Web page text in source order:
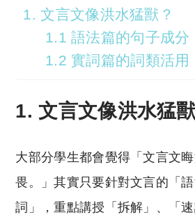
1. 文言文像洪水猛獸？
1.1 語法篇的句子成分
1.2 實詞篇的詞類活用
1. 文言文像洪水猛
大部分學生都會覺得「文言文
畏。」其實只要針對文言的「
詞」，重點講授「拆解」、「